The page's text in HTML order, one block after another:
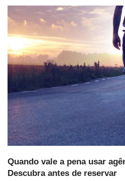
Quando vale a pena usar
Descubra antes de reservar